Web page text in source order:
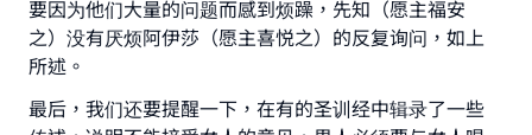
要因为他们大量的问题而感到烦躁，先知（愿主福安
之）没有厌烦阿伊莎（愿主喜悦之）的反复询问，如上
所述。
最后，我们还要提醒一下，在有的圣训经中辑录了一些